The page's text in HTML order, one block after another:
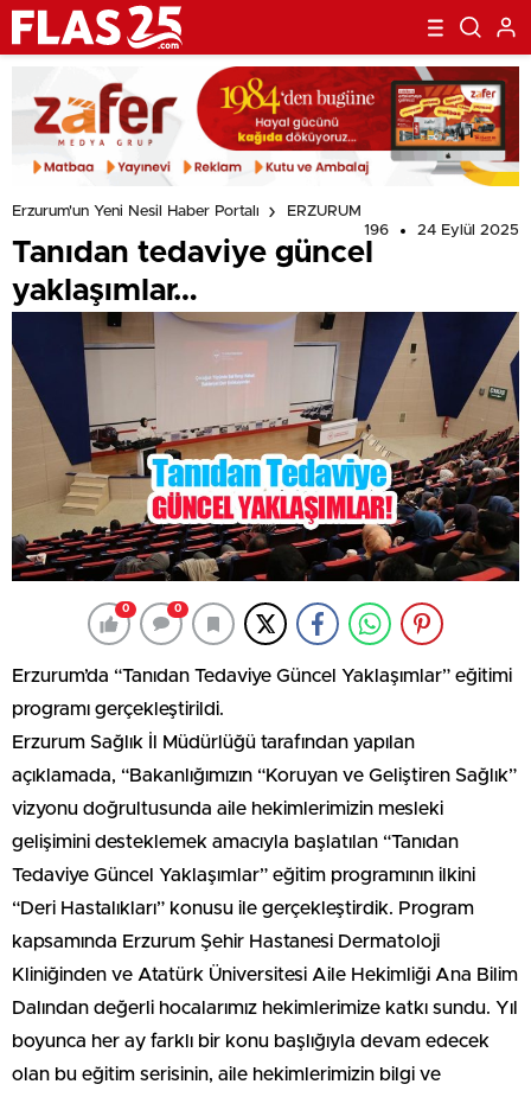
Erzurum'un Yeni Nesil Haber Portalı
ERZURUM
196
24 Eylül 2025
Tanıdan tedaviye güncel
yaklaşımlar…
0 0
Erzurum’da “Tanıdan Tedaviye Güncel Yaklaşımlar” eğitimi
programı gerçekleştirildi.
Erzurum Sağlık İl Müdürlüğü tarafından yapılan
açıklamada, “Bakanlığımızın “Koruyan ve Geliştiren Sağlık”
vizyonu doğrultusunda aile hekimlerimizin mesleki
gelişimini desteklemek amacıyla başlatılan “Tanıdan
Tedaviye Güncel Yaklaşımlar” eğitim programının ilkini
“Deri Hastalıkları” konusu ile gerçekleştirdik. Program
kapsamında Erzurum Şehir Hastanesi Dermatoloji
Kliniğinden ve Atatürk Üniversitesi Aile Hekimliği Ana Bilim
Dalından değerli hocalarımız hekimlerimize katkı sundu. Yıl
boyunca her ay farklı bir konu başlığıyla devam edecek
olan bu eğitim serisinin, aile hekimlerimizin bilgi ve